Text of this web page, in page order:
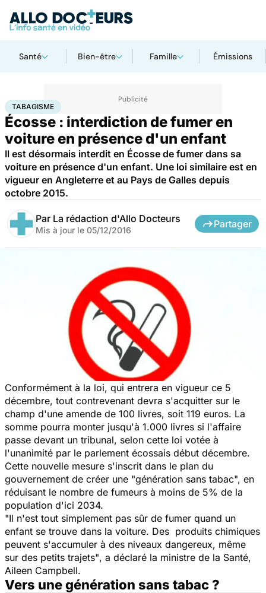
Santé Bien-être Famille Émissions
AccueilSanté Maladies Tabagisme
TABAGISME
Écosse : interdiction de fumer en
voiture en présence d'un enfant
Il est désormais interdit en Écosse de fumer dans sa
voiture en présence d'un enfant. Une loi similaire est en
vigueur en Angleterre et au Pays de Galles depuis
octobre 2015.
Par La rédaction d'Allo Docteurs
Mis à jour le 05/12/2016
Partager
Conformément à la loi, qui entrera en vigueur ce 5
décembre, tout contrevenant devra s'acquitter sur le
champ d'une amende de 100 livres, soit 119 euros. La
somme pourra monter jusqu'à 1.000 livres si l'affaire
passe devant un tribunal, selon cette loi votée à
l'unanimité par le parlement écossais début décembre.
Cette nouvelle mesure s'inscrit dans le plan du
gouvernement de créer une "génération sans tabac", en
réduisant le nombre de fumeurs à moins de 5% de la
population d'ici 2034.
"Il n'est tout simplement pas sûr de fumer quand un
enfant se trouve dans la voiture. Des produits chimiques
peuvent s'accumuler à des niveaux dangereux, même
sur des petits trajets", a déclaré la ministre de la Santé,
Aileen Campbell.
Vers une génération sans tabac ?